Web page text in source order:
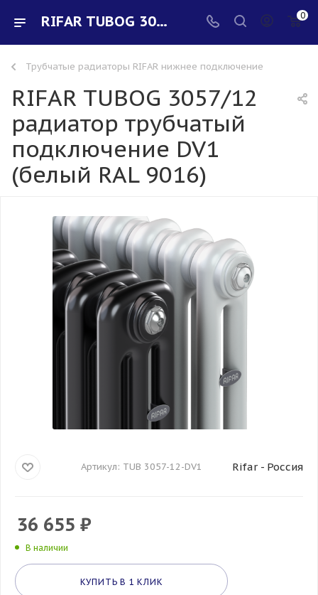
RIFAR TUBOG 3057/12 радиатор трубчатый подключение DV1 (белый RAL 9016) - купить в интернет-магазине Santeh-svar 0
Трубчатые радиаторы RIFAR нижнее подключение
RIFAR TUBOG 3057/12
радиатор трубчатый
подключение DV1
(белый RAL 9016)
Артикул: TUB 3057-12-DV1 Rifar - Россия
36 655 ₽
В наличии
КУПИТЬ В 1 КЛИК